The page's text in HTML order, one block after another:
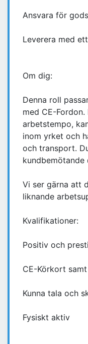
Ansvara för
Leverera med
Om dig:
Denna roll
med CE-
arbetstempo,
inom yrket och
och transport.
kundbemötande
Vi ser gärna att
liknande
Kvalifikationer:
Positiv och
CE-Körkort samt
Kunna tala och
Fysiskt aktiv